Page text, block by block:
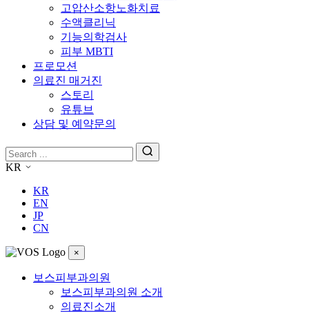
고압산소항노화치료
수액클리닉
기능의학검사
피부 MBTI
프로모션
의료진 매거진
스토리
유튜브
상담 및 예약문의
KR
KR
EN
JP
CN
×
보스피부과의원
보스피부과의원 소개
의료진소개